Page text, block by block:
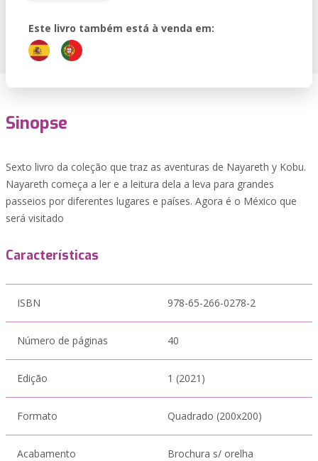
Este livro também está à venda em:
Sinopse
Sexto livro da coleção que traz as aventuras de Nayareth y Kobu.
Nayareth começa a ler e a leitura dela a leva para grandes
passeios por diferentes lugares e países. Agora é o México que
será visitado
Características
ISBN 978-65-266-0278-2
Número de páginas 40
Edição 1 (2021)
Formato Quadrado (200x200)
Acabamento Brochura s/ orelha